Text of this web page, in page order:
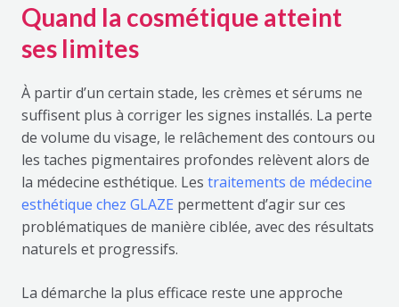
Quand la cosmétique atteint
ses limites
À partir d’un certain stade, les crèmes et sérums ne
suffisent plus à corriger les signes installés. La perte
de volume du visage, le relâchement des contours ou
les taches pigmentaires profondes relèvent alors de
la médecine esthétique. Les traitements de médecine
esthétique chez GLAZE permettent d’agir sur ces
problématiques de manière ciblée, avec des résultats
naturels et progressifs.
La démarche la plus efficace reste une approche